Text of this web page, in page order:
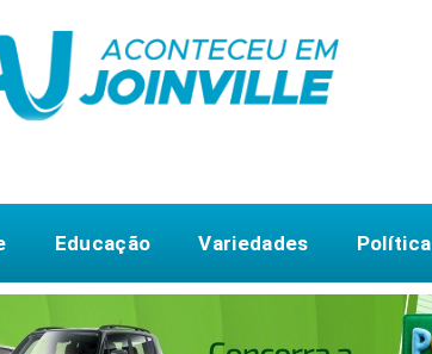
Educação Variedades Política